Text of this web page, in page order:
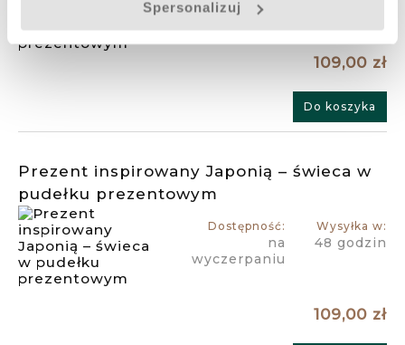
Spersonalizuj
wyczerpaniu
109,00 zł
Do koszyka
Prezent inspirowany Japonią – świeca w
pudełku prezentowym
Dostępność:
na
wyczerpaniu
Wysyłka w:
48 godzin
109,00 zł